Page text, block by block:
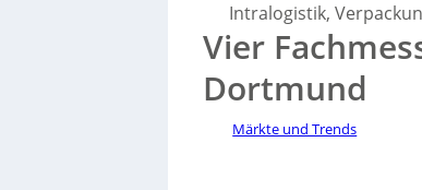
Intralogistik,
Vier
Dortmund
Märkte und Trends